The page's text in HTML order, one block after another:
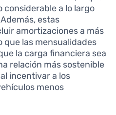
considerable a lo largo
estas
amortizaciones a más
que las mensualidades
la carga financiera sea
relación más sostenible
incentivar a los
menos